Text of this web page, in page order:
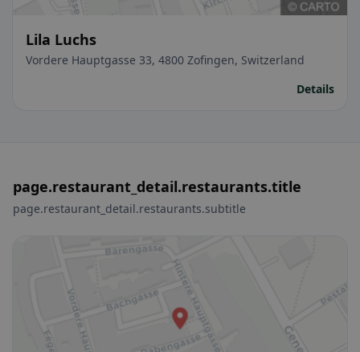
Lila Luchs
Vordere Hauptgasse 33, 4800 Zofingen, Switzerland
Details
page.restaurant_detail.restaurants.title
page.restaurant_detail.restaurants.subtitle